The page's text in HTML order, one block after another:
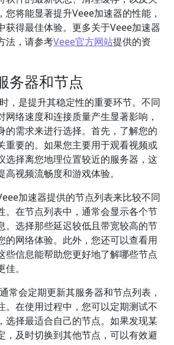
您将能显著提升Veee加速器的性能，
获得最佳体验。更多关于Veee加速器
法，请参考Veee官方网站提供的资
务器和节点
，是提升其稳定性的重要环节。不同
网络速度和连接质量产生显著影响，
的需求来进行选择。首先，了解您的
重要的。如果您主要用于观看视频或
选择离您地理位置较近的服务器，这
视频流畅度和游戏体验。
加速器提供的节点列表来比较不同
。在节点列表中，通常会显示各个节
。选择那些延迟较低且带宽较高的节
的网络体验。此外，您还可以查看用
些信息能帮助您更好地了解哪些节点
。
常会定期更新其服务器和节点列表，
。在使用过程中，您可以定期测试不
选择最适合自己的节点。如果发现某
，及时切换到其他节点，可以有效避